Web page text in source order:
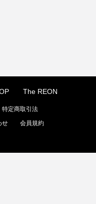
The REON
特定商取引法
せ
会員規約